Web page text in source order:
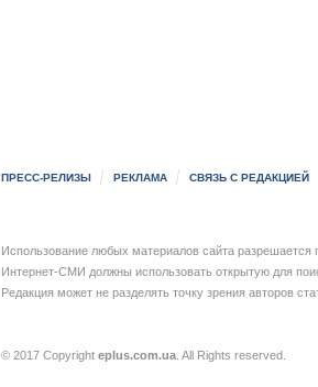
ПРЕСС-РЕЛИЗЫ РЕКЛАМА СВЯЗЬ С РЕДАКЦИЕЙ
Использование любых материалов сайта разрешается
Интернет-СМИ должны использовать открытую для
Редакция может не разделять точку зрения авторов
© 2017 Copyright eplus.com.ua. All Rights reserved.